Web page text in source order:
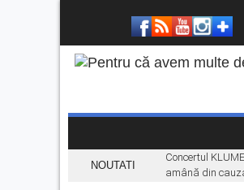
NOUTATI
Concertul
amână din